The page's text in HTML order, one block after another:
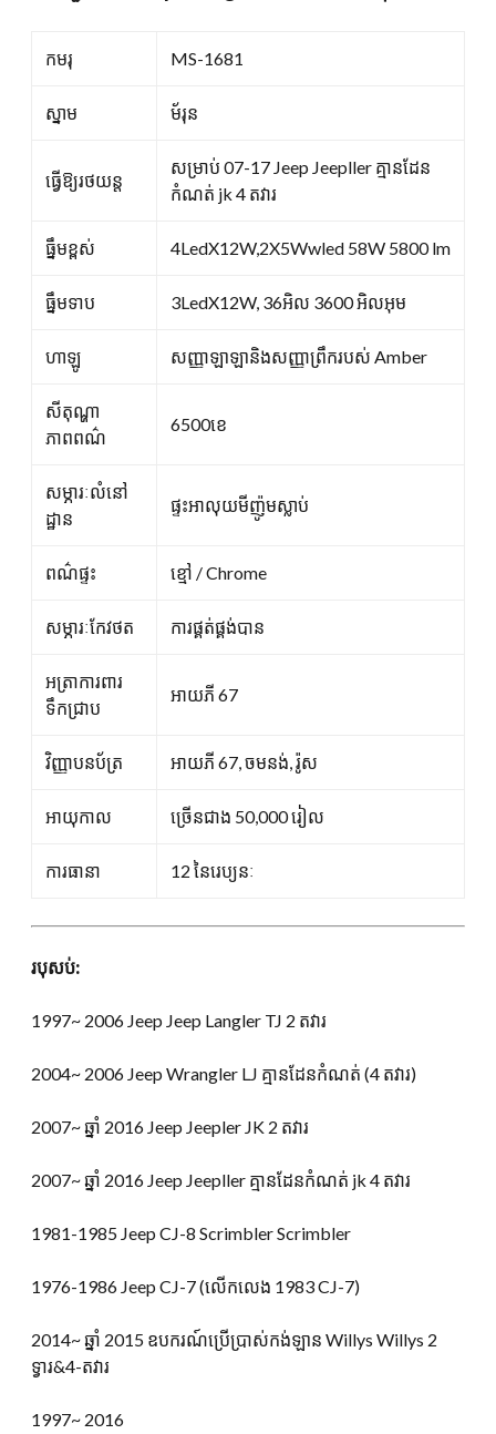
កមរុ MS-1681
ស្នាម ម័រុន
ធ្វើឱ្យរថយន្ត
សម្រាប់ 07-17 Jeep Jeepller គ្មានដែន
កំណត់ jk 4 តវារ
ធ្នឹមខ្ពស់ 4LedX12W,2X5Wwled 58W 5800 lm
ធ្នឹមទាប 3LedX12W, 36អិល 3600 អិលអុម
ហាឡូ សញ្ញាឡាឡានិងសញ្ញាព្រឹករបស់ Amber
សីតុណ្ហា
ភាពពណ៌
6500ខេ
សម្ភារៈលំនៅ
ដ្ឋាន
ផ្ទះអាលុយមីញ៉ូមស្លាប់
ពណ៌ផ្ទះ ខ្មៅ / Chrome
សម្ភារៈកែវថត ការផ្គត់ផ្គង់បាន
អត្រាការពារ
ទឹកជ្រាប
អាយភី 67
វិញ្ញាបនប័ត្រ អាយភី 67, ចមនង់, រ៉ូស
អាយុកាល ច្រើនជាង 50,000 រៀល
ការធានា 12 នៃរេប្យនៈ
របុសប់:
1997~ 2006 Jeep Jeep Langler TJ 2 តវារ
2004~ 2006 Jeep Wrangler LJ គ្មានដែនកំណត់ (4 តវារ)
2007~ ឆ្នាំ 2016 Jeep Jeepler JK 2 តវារ
2007~ ឆ្នាំ 2016 Jeep Jeepller គ្មានដែនកំណត់ jk 4 តវារ
1981-1985 Jeep CJ-8 Scrimbler Scrimbler
1976-1986 Jeep CJ-7 (លើកលេង 1983 CJ-7)
2014~ ឆ្នាំ 2015 ឧបករណ៍ប្រើប្រាស់កង់ឡាន Willys Willys 2
ទ្វារ&4-តវារ
1997~ 2016